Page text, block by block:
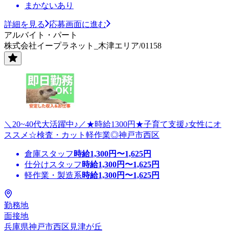
まかないあり
詳細を見る
応募画面に進む
アルバイト・パート
株式会社イープラネット_木津エリア/01158
＼20~40代大活躍中♪／★時給1300円★子育て支援♪女性にオ
ススメ☆検査・カット軽作業◎神戸市西区
倉庫スタッフ 時給1,300円〜1,625円
仕分けスタッフ 時給1,300円〜1,625円
軽作業・製造系時給1,300円〜1,625円
勤務地
面接地
兵庫県神戸市西区見津が丘